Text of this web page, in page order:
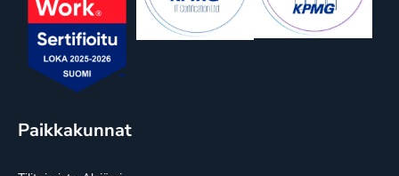
Paikkakunnat